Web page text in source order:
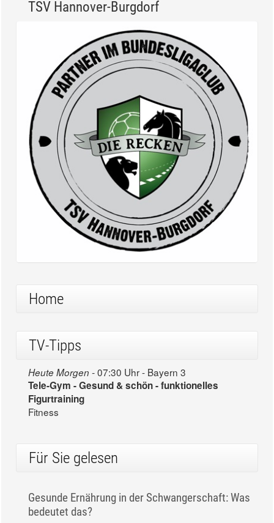
TSV Hannover-Burgdorf
Home
TV-Tipps
Heute Morgen -07:30 Uhr - Bayern 3
Tele-Gym - Gesund & schön - funktionelles
Figurtraining
Fitness
Für Sie gelesen
Gesunde Ernährung in der Schwangerschaft: Was
bedeutet das?